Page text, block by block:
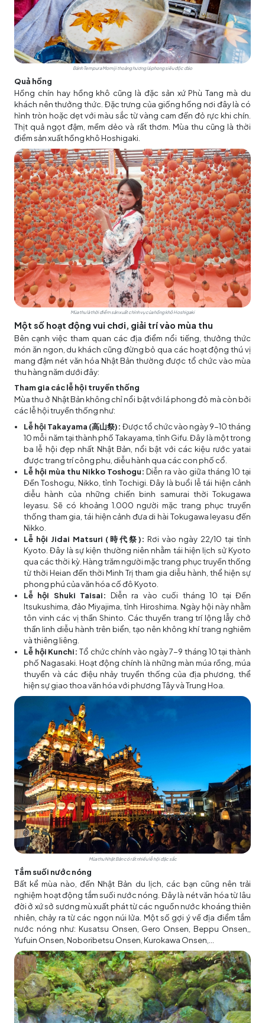
Bánh Tempura Momiji thoảng hương lá phong siêu độc đáo
Quả hồng
Hồng chín hay hồng khô cũng là đặc sản xứ Phù Tang mà du
khách nên thưởng thức. Đặc trưng của giống hồng nơi đây là có
hình tròn hoặc dẹt với màu sắc từ vàng cam đến đỏ rực khi chín.
Thịt quả ngọt đậm, mềm dẻo và rất thơm. Mùa thu cũng là thời
điểm sản xuất hồng khô Hoshigaki.
Mùa thu là thời điểm sản xuất chính vụ của hồng khô Hoshigaki
Một số hoạt động vui chơi, giải trí vào mùa thu
Bên cạnh việc tham quan các địa điểm nổi tiếng, thưởng thức
món ăn ngon, du khách cũng đừng bỏ qua các hoạt động thú vị
mang đậm nét văn hóa Nhật Bản thường được tổ chức vào mùa
thu hàng năm dưới đây:
Tham gia các lễ hội truyền thống
Mùa thu ở Nhật Bản không chỉ nổi bật với lá phong đỏ mà còn bởi
các lễ hội truyền thống như:
Lễ hội Takayama (高山祭): Được tổ chức vào ngày 9-10 tháng
10 mỗi năm tại thành phố Takayama, tỉnh Gifu. Đây là một trong
ba lễ hội đẹp nhất Nhật Bản, nổi bật với các kiệu rước yatai
được trang trí công phu, diễu hành qua các con phố cổ.
Lễ hội mùa thu Nikko Toshogu: Diễn ra vào giữa tháng 10 tại
Đền Toshogu, Nikko, tỉnh Tochigi. Đây là buổi lễ tái hiện cảnh
diễu hành của những chiến binh samurai thời Tokugawa
Ieyasu. Sẽ có khoảng 1.000 người mặc trang phục truyền
thống tham gia, tái hiện cảnh đưa di hài Tokugawa Ieyasu đến
Nikko.
Lễ hội Jidai Matsuri (時代祭): Rơi vào ngày 22/10 tại tỉnh
Kyoto. Đây là sự kiện thường niên nhằm tái hiện lịch sử Kyoto
qua các thời kỳ. Hàng trăm người mặc trang phục truyền thống
từ thời Heian đến thời Minh Trị tham gia diễu hành, thể hiện sự
phong phú của văn hóa cố đô Kyoto.
Lễ hội Shuki Taisai: Diễn ra vào cuối tháng 10 tại Đền
Itsukushima, đảo Miyajima, tỉnh Hiroshima. Ngày hội này nhằm
tôn vinh các vị thần Shinto. Các thuyền trang trí lộng lẫy chở
thần linh diễu hành trên biển, tạo nên không khí trang nghiêm
và thiêng liêng.
Lễ hội Kunchi: Tổ chức chính vào ngày 7-9 tháng 10 tại thành
phố Nagasaki. Hoạt động chính là những màn múa rồng, múa
thuyền và các điệu nhảy truyền thống của địa phương, thể
hiện sự giao thoa văn hóa với phương Tây và Trung Hoa.
Mùa thu Nhật Bản có rất nhiều lễ hội đặc sắc
Tắm suối nước nóng
Bất kể mùa nào, đến Nhật Bản du lịch, các bạn cũng nên trải
nghiệm hoạt động tắm suối nước nóng. Đây là nét văn hóa từ lâu
đời ở xứ sở sương mù xuất phát từ các nguồn nước khoáng thiên
nhiên, chảy ra từ các ngọn núi lửa. Một số gợi ý về địa điểm tắm
nước nóng như: Kusatsu Onsen, Gero Onsen, Beppu Onsen,,
Yufuin Onsen, Noboribetsu Onsen, Kurokawa Onsen,…